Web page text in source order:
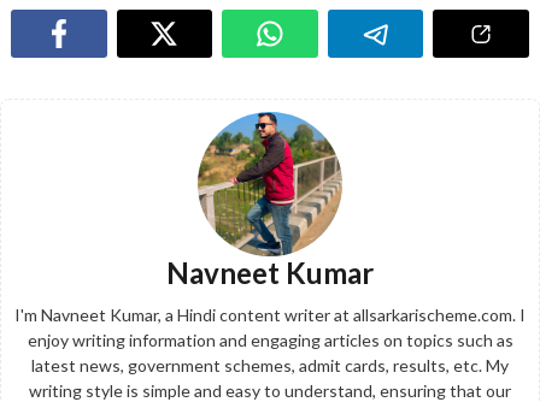
Navneet Kumar
I'm Navneet Kumar, a Hindi content writer at allsarkarischeme.com. I
enjoy writing information and engaging articles on topics such as
latest news, government schemes, admit cards, results, etc. My
writing style is simple and easy to understand, ensuring that our